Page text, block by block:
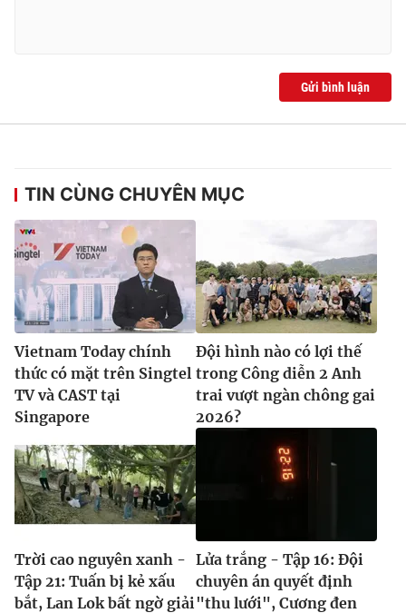
Gửi bình luận
TIN CÙNG CHUYÊN MỤC
Vietnam Today chính
thức có mặt trên Singtel
TV và CAST tại
Singapore
Đội hình nào có lợi thế
trong Công diễn 2 Anh
trai vượt ngàn chông gai
2026?
Trời cao nguyên xanh -
Tập 21: Tuấn bị kẻ xấu
bắt, Lan Lok bất ngờ giải
Lửa trắng - Tập 16: Đội
chuyên án quyết định
"thu lưới", Cương đen